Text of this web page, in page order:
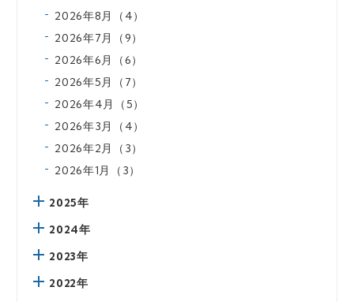
2026年8月（4）
2026年7月（9）
2026年6月（6）
2026年5月（7）
2026年4月（5）
2026年3月（4）
2026年2月（3）
2026年1月（3）
2025年
2024年
2023年
2022年